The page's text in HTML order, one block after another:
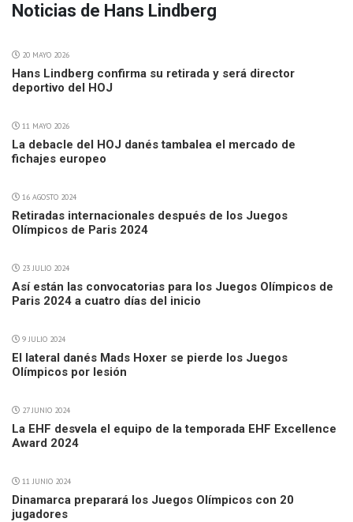
Noticias de Hans Lindberg
20 MAYO 2026
Hans Lindberg confirma su retirada y será director
deportivo del HOJ
11 MAYO 2026
La debacle del HOJ danés tambalea el mercado de
fichajes europeo
16 AGOSTO 2024
Retiradas internacionales después de los Juegos
Olímpicos de Paris 2024
23 JULIO 2024
Así están las convocatorias para los Juegos Olímpicos de
Paris 2024 a cuatro días del inicio
9 JULIO 2024
El lateral danés Mads Hoxer se pierde los Juegos
Olímpicos por lesión
27 JUNIO 2024
La EHF desvela el equipo de la temporada EHF Excellence
Award 2024
11 JUNIO 2024
Dinamarca preparará los Juegos Olímpicos con 20
jugadores